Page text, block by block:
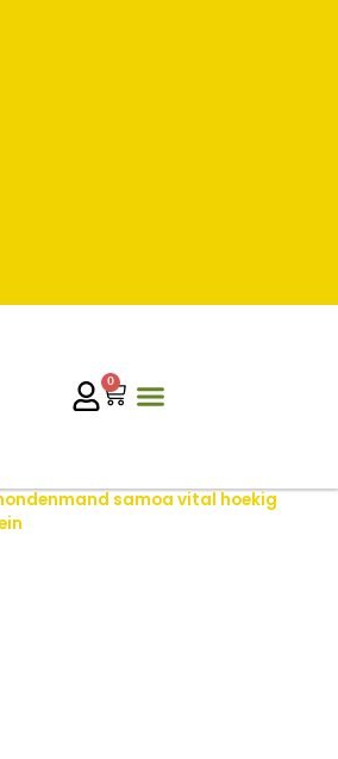
0
samoa vital hoekig